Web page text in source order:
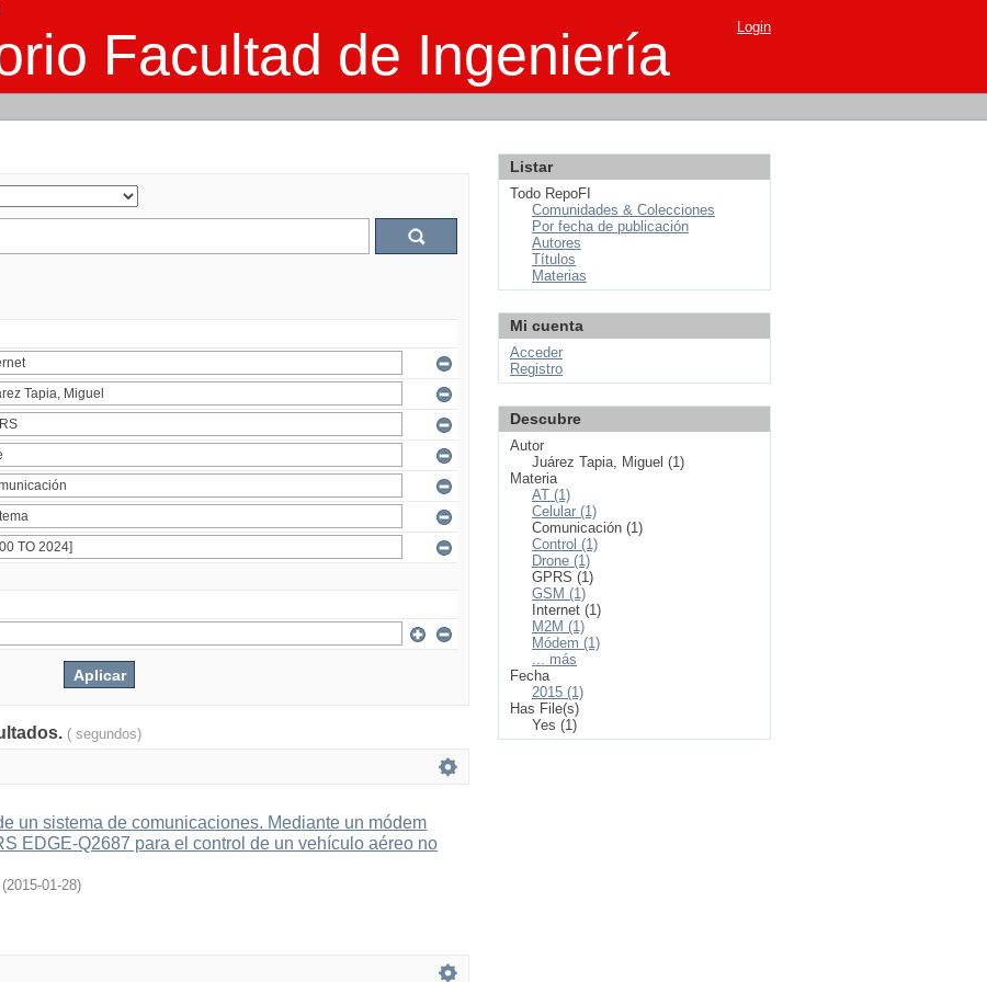
Facultad de Ingeniería Login
( segundos)
un sistema de comunicaciones. Mediante un módem
EDGE-Q2687 para el control de un vehículo aéreo no
(2015-01-28)
Listar
Todo RepoFI
Comunidades & Colecciones
Por fecha de publicación
Autores
Títulos
Materias
Mi cuenta
Acceder
Registro
Descubre
Autor
Juárez Tapia, Miguel (1)
Materia
AT (1)
Celular (1)
Comunicación (1)
Control (1)
Drone (1)
GPRS (1)
GSM (1)
Internet (1)
M2M (1)
Módem (1)
... más
Fecha
2015 (1)
Has File(s)
Yes (1)